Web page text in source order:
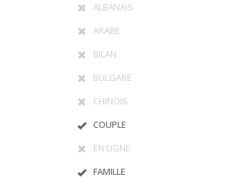
ALBANAIS
ARABE
BILAN
BULGARE
CHINOIS
COUPLE
EN LIGNE
FAMILLE